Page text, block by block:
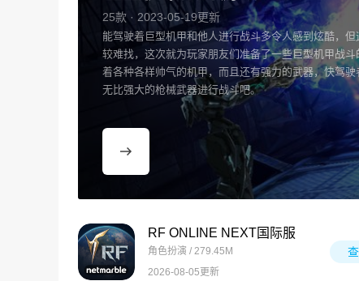
25款 · 2023-05-19更新
能驾驶着巨型机甲和他人进行战斗多令人感到炫酷，
较难找，这次就为玩家朋友们准备了一些巨型机甲战
着各种各样帅气的机甲，而且还有强力的武器，快驾驶
无比强大的枪械武器进行战斗吧。
RF ONLINE NEXT国际服
角色扮演 / 279.45M
2026-08-05更新